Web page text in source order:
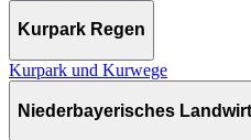
Kurpark Regen
Kurpark und Kurwege
Niederbayerisches